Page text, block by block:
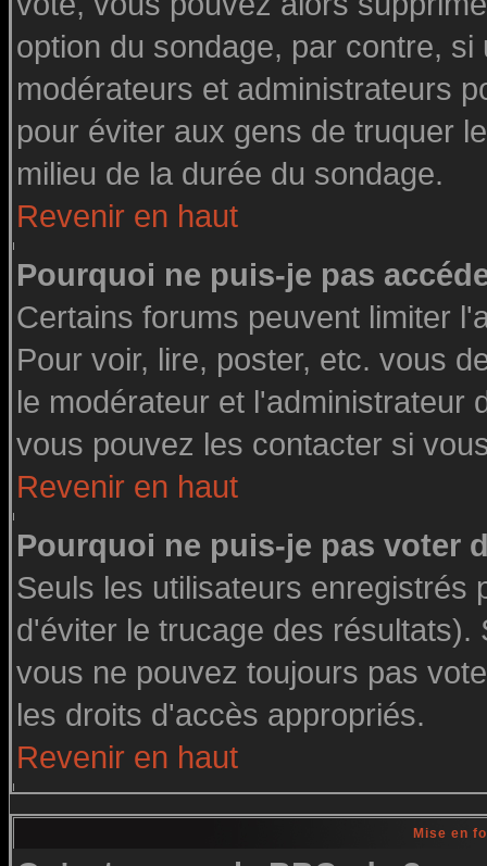
option du sondage, par contre,
modérateurs et administrateurs
pour éviter aux gens de truquer
milieu de la durée du sondage.
Revenir en haut
Pourquoi ne puis-je pas
Certains forums peuvent limiter
Pour voir, lire, poster, etc. vous
le modérateur et l'administrateur
vous pouvez les contacter si
Revenir en haut
Pourquoi ne puis-je pas voter
Seuls les utilisateurs enregistrés
d'éviter le trucage des
vous ne pouvez toujours pas
les droits d'accès appropriés.
Revenir en haut
Mise en